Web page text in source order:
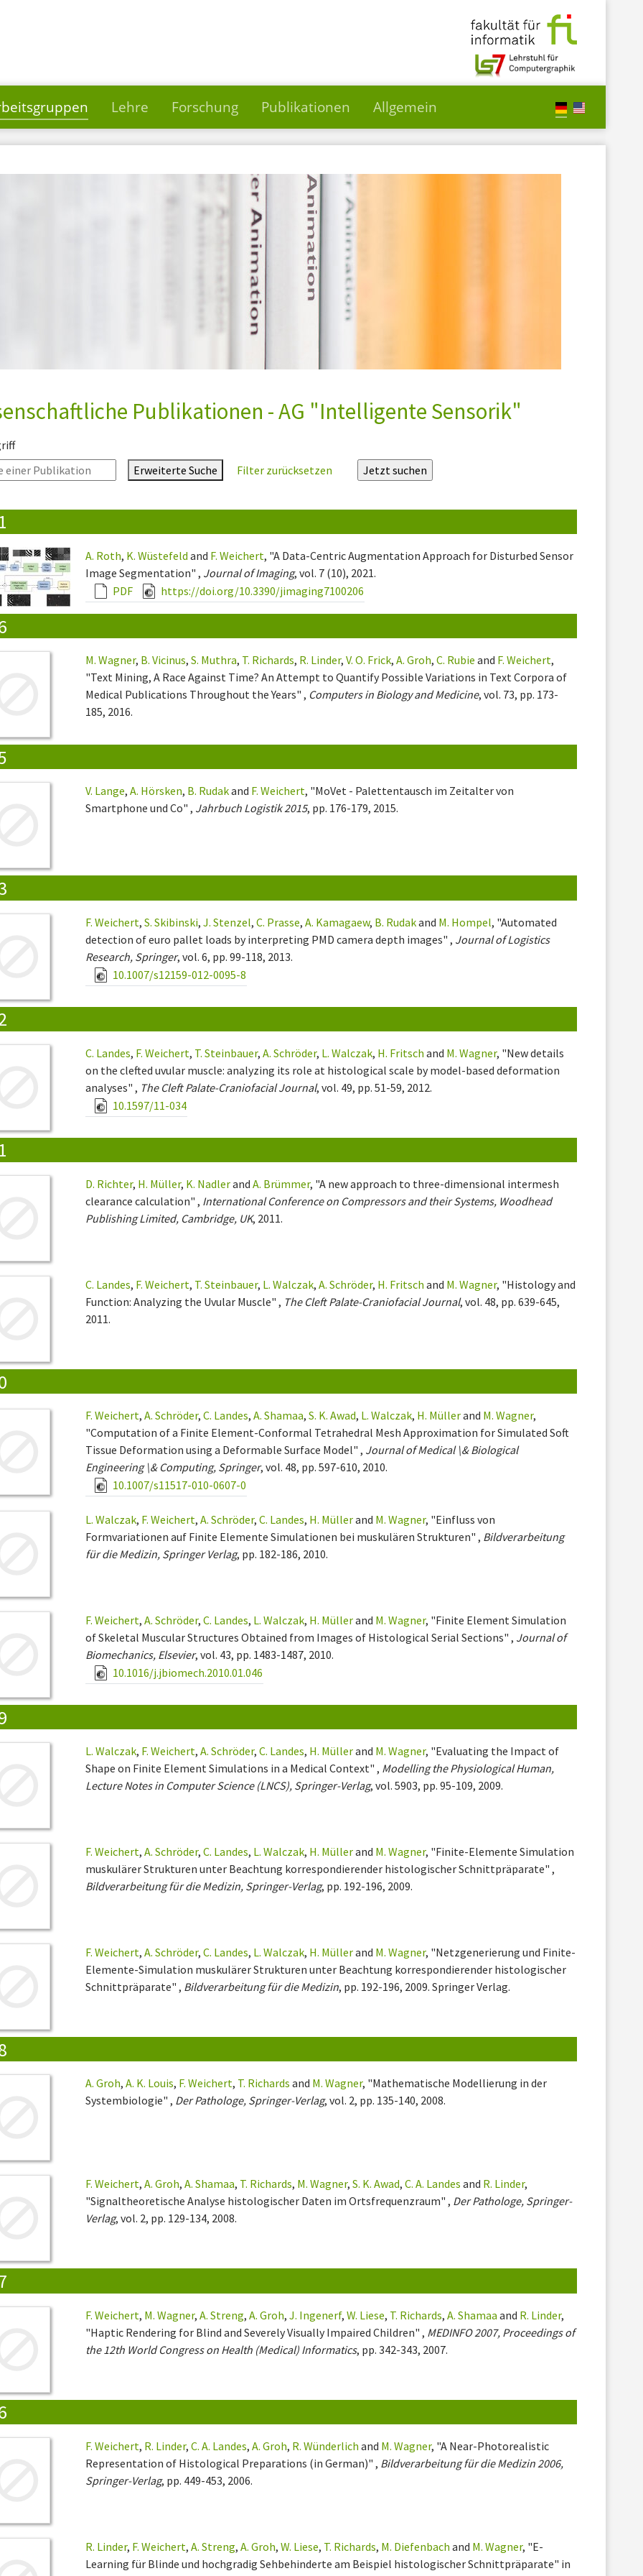
Lehre Forschung Publikationen Allgemein
Publikationen - AG "Intelligente Sensorik"
Erweiterte Suche
Filter zurücksetzen
A. Roth, K. Wüstefeld and F. Weichert, "A Data-Centric Augmentation Approach for Disturbed Sensor
Image Segmentation" , Journal of Imaging, vol. 7 (10), 2021.
PDF
https://doi.org/10.3390/jimaging7100206
M. Wagner, B. Vicinus,S. Muthra, T. Richards, R. Linder,V. O. Frick,A. Groh,C. Rubie and F. Weichert,
"Text Mining, A Race Against Time? An Attempt to Quantify Possible Variations in Text Corpora of
Medical Publications Throughout the Years" , Computers in Biology and Medicine, vol. 73, pp. 173-
185, 2016.
V. Lange,A. Hörsken, B. Rudakand F. Weichert, "MoVet - Palettentausch im Zeitalter von
Smartphone und Co" , Jahrbuch Logistik 2015, pp. 176-179, 2015.
F. Weichert,S. Skibinski,J. Stenzel,C. Prasse,A. Kamagaew, B. Rudakand M. Hompel, "Automated
detection of euro pallet loads by interpreting PMD camera depth images" , Journal of Logistics
Research, Springer, vol. 6, pp. 99-118, 2013.
10.1007/s12159-012-0095-8
C. Landes, F. Weichert, T. Steinbauer,A. Schröder, L. Walczak, H. Fritsch and M. Wagner, "New details
on the clefted uvular muscle: analyzing its role at histological scale by model-based deformation
analyses" , The Cleft Palate-Craniofacial Journal, vol. 49, pp. 51-59, 2012.
10.1597/11-034
D. Richter, H. Müller, K. NadlerandA. Brümmer, "A new approach to three-dimensional intermesh
clearance calculation" , International Conference on Compressors and their Systems, Woodhead
Publishing Limited, Cambridge, UK, 2011.
C. Landes, F. Weichert, T. Steinbauer, L. Walczak,A. Schröder, H. Fritsch and M. Wagner, "Histology and
Function: Analyzing the Uvular Muscle" , The Cleft Palate-Craniofacial Journal, vol. 48, pp. 639-645,
2011.
F. Weichert,A. Schröder,C. Landes,A. Shamaa,S. K. Awad, L. Walczak, H. Müllerand M. Wagner,
"Computation of a Finite Element-Conformal Tetrahedral Mesh Approximation for Simulated Soft
Tissue Deformation using a Deformable Surface Model" , Journal of Medical \& Biological
Engineering \& Computing, Springer, vol. 48, pp. 597-610, 2010.
10.1007/s11517-010-0607-0
L. Walczak, F. Weichert,A. Schröder,C. Landes, H. Müllerand M. Wagner, "Einfluss von
Formvariationen auf Finite Elemente Simulationen bei muskulären Strukturen" , Bildverarbeitung
für die Medizin, Springer Verlag, pp. 182-186, 2010.
F. Weichert,A. Schröder,C. Landes, L. Walczak, H. Müllerand M. Wagner, "Finite Element Simulation
of Skeletal Muscular Structures Obtained from Images of Histological Serial Sections" , Journal of
Biomechanics, Elsevier, vol. 43, pp. 1483-1487, 2010.
10.1016/j.jbiomech.2010.01.046
L. Walczak, F. Weichert,A. Schröder,C. Landes, H. Müllerand M. Wagner, "Evaluating the Impact of
Shape on Finite Element Simulations in a Medical Context" , Modelling the Physiological Human,
Lecture Notes in Computer Science (LNCS), Springer-Verlag, vol. 5903, pp. 95-109, 2009.
F. Weichert,A. Schröder,C. Landes, L. Walczak, H. Müllerand M. Wagner, "Finite-Elemente Simulation
muskulärer Strukturen unter Beachtung korrespondierender histologischer Schnittpräparate" ,
Bildverarbeitung für die Medizin, Springer-Verlag, pp. 192-196, 2009.
F. Weichert,A. Schröder,C. Landes, L. Walczak, H. Müllerand M. Wagner, "Netzgenerierung und Finite-
Elemente-Simulation muskulärer Strukturen unter Beachtung korrespondierender histologischer
Schnittpräparate" , Bildverarbeitung für die Medizin, pp. 192-196, 2009. Springer Verlag.
A. Groh,A. K. Louis, F. Weichert, T. Richards and M. Wagner, "Mathematische Modellierung in der
Systembiologie" , Der Pathologe, Springer-Verlag, vol. 2, pp. 135-140, 2008.
F. Weichert,A. Groh,A. Shamaa, T. Richards, M. Wagner,S. K. Awad,C. A. Landes and R. Linder,
"Signaltheoretische Analyse histologischer Daten im Ortsfrequenzraum" , Der Pathologe, Springer-
Verlag, vol. 2, pp. 129-134, 2008.
F. Weichert, M. Wagner,A. Streng,A. Groh,J. Ingenerf,W. Liese, T. Richards,A. Shamaa and R. Linder,
"Haptic Rendering for Blind and Severely Visually Impaired Children" , MEDINFO 2007, Proceedings of
the 12th World Congress on Health (Medical) Informatics, pp. 342-343, 2007.
F. Weichert, R. Linder,C. A. Landes,A. Groh, R. Wünderlich and M. Wagner, "A Near-Photorealistic
Representation of Histological Preparations (in German)" , Bildverarbeitung für die Medizin 2006,
Springer-Verlag, pp. 449-453, 2006.
R. Linder, F. Weichert,A. Streng,A. Groh,W. Liese, T. Richards, M. Diefenbach and M. Wagner, "E-
Learning für Blinde und hochgradig Sehbehinderte am Beispiel histologischer Schnittpräparate" in